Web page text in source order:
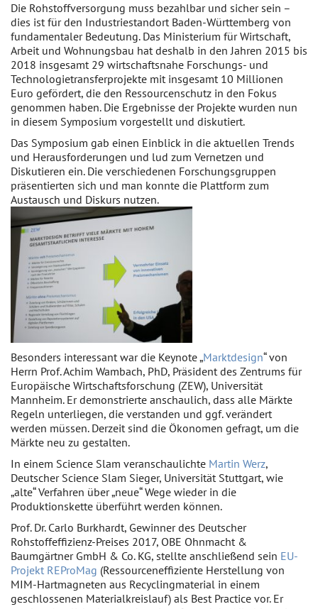
Die Rohstoffversorgung muss bezahlbar und sicher sein –
dies ist für den Industriestandort Baden-Württemberg von
fundamentaler Bedeutung. Das Ministerium für Wirtschaft,
Arbeit und Wohnungsbau hat deshalb in den Jahren 2015 bis
2018 insgesamt 29 wirtschaftsnahe Forschungs- und
Technologietransferprojekte mit insgesamt 10 Millionen
Euro gefördert, die den Ressourcenschutz in den Fokus
genommen haben. Die Ergebnisse der Projekte wurden nun
in diesem Symposium vorgestellt und diskutiert.
Das Symposium gab einen Einblick in die aktuellen Trends
und Herausforderungen und lud zum Vernetzen und
Diskutieren ein. Die verschiedenen Forschungsgruppen
präsentierten sich und man konnte die Plattform zum
Austausch und Diskurs nutzen.
Besonders interessant war die Keynote „Marktdesign“ von
Herrn Prof. Achim Wambach, PhD, Präsident des Zentrums für
Europäische Wirtschaftsforschung (ZEW), Universität
Mannheim. Er demonstrierte anschaulich, dass alle Märkte
Regeln unterliegen, die verstanden und ggf. verändert
werden müssen. Derzeit sind die Ökonomen gefragt, um die
Märkte neu zu gestalten.
In einem Science Slam veranschaulichte Martin Werz,
Deutscher Science Slam Sieger, Universität Stuttgart, wie
„alte“ Verfahren über „neue“ Wege wieder in die
Produktionskette überführt werden können.
Prof. Dr. Carlo Burkhardt, Gewinner des Deutscher
Rohstoffeffizienz-Preises 2017, OBE Ohnmacht &
Baumgärtner GmbH & Co. KG, stellte anschließend sein EU-
Projekt REProMag (Ressourceneffiziente Herstellung von
MIM-Hartmagneten aus Recyclingmaterial in einem
geschlossenen Materialkreislauf) als Best Practice vor. Er